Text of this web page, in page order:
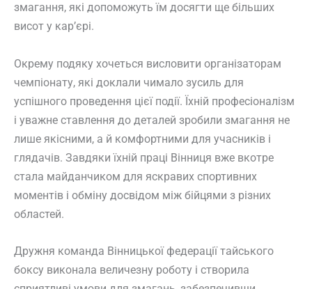
змагання, які допоможуть їм досягти ще більших
висот у кар’єрі.
Окрему подяку хочеться висловити організаторам
чемпіонату, які доклали чимало зусиль для
успішного проведення цієї події. Їхній професіоналізм
і уважне ставлення до деталей зробили змагання не
лише якісними, а й комфортними для учасників і
глядачів. Завдяки їхній праці Вінниця вже вкотре
стала майданчиком для яскравих спортивних
моментів і обміну досвідом між бійцями з різних
областей.
Дружня команда Вінницької федерації тайського
боксу виконала величезну роботу і створила